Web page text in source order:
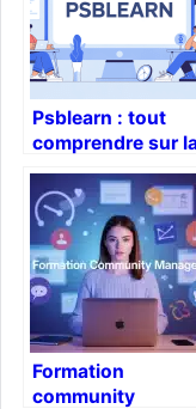
Psblearn : tout
comprendre sur
formation de psb
paris school of
business
Formation
community